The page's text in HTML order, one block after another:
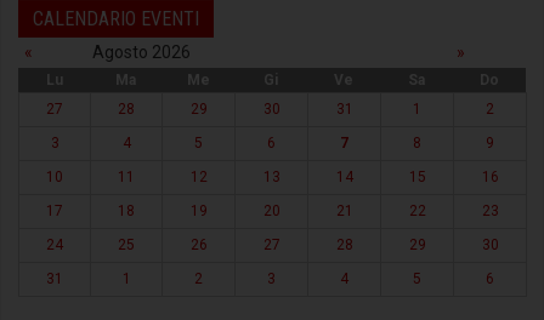
CALENDARIO EVENTI
« Agosto 2026 »
Lu Ma Me Gi Ve Sa
Do
27
28 29 30 31 1
2
3
4 5 6 7 8
9
10
11 12 13 14 15
16
17
18 19 20 21 22
23
24
25 26 27 28 29
30
31
1 2 3 4 5 6